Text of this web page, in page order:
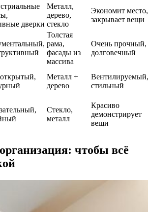
дверки
Металл,
дерево,
стекло
Экономит место,
закрывает вещи
Толстая
рама,
фасады из
массива
Очень прочный,
долговечный
Металл +
дерево
Вентилируемый,
стильный
Стекло,
металл
Красиво
демонстрирует
вещи
чтобы всё